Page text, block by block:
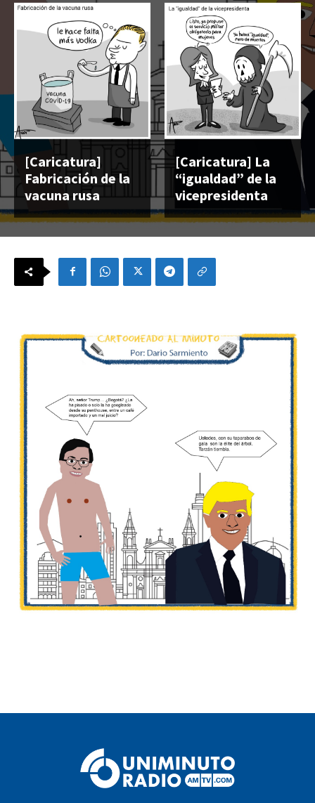
[Caricatura]
Fabricación de la
vacuna rusa
[Caricatura] La
“igualdad” de la
vicepresidenta